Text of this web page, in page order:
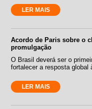
LER MAIS
Acordo de Paris sobre o
promulgação
O Brasil deverá ser o
fortalecer a resposta
LER MAIS